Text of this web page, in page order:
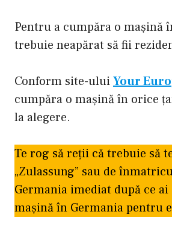
Pentru a cumpăra o mașină
trebuie neapărat să fii
Conform site-uluiYour
cumpăra o mașină în orice
la alegere.
Te rog să reții că trebuie să
„Zulassung” sau de
Germania imediat după ce
mașină în Germania pentru